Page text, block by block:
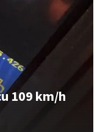
109 km/h